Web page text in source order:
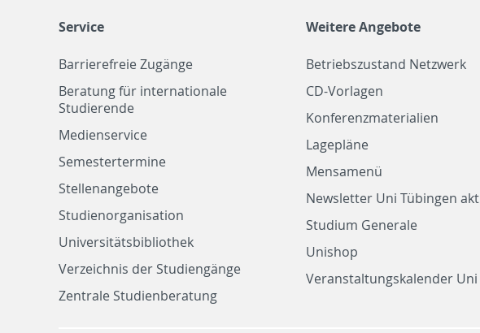
Service
Barrierefreie Zugänge
Beratung für internationale
Studierende
Medienservice
Semestertermine
Stellenangebote
Studienorganisation
Universitätsbibliothek
Verzeichnis der Studiengänge
Zentrale Studienberatung
Weitere Angebote
Betriebszustand Netzwerk
CD-Vorlagen
Konferenzmaterialien
Lagepläne
Mensamenü
Newsletter Uni Tübingen
Studium Generale
Unishop
Veranstaltungskalender Uni